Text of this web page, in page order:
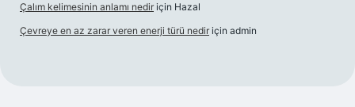
Çalım kelimesinin anlamı nedir için Hazal
Çevreye en az zarar veren enerji türü nedir için admin